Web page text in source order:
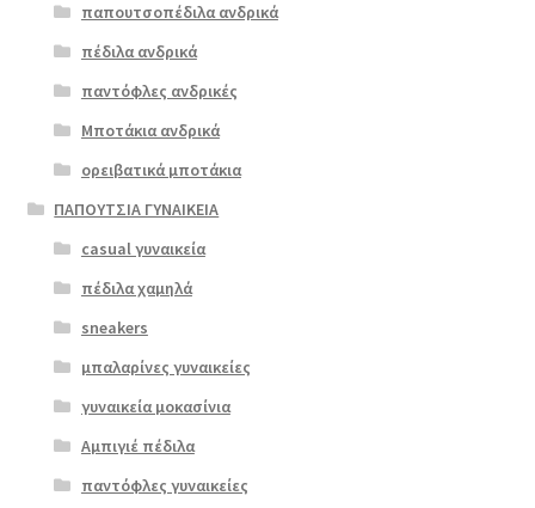
Original
price
was:
€ 72.00Η
τρέχουσα
τιμή
€72.00.
επιλεγούν
στη
σελίδα
προϊόντος
παπουτσοπέδιλα ανδρικά
πέδιλα ανδρικά
παντόφλες ανδρικές
Μποτάκια ανδρικά
ορειβατικά μποτάκια
ΠΑΠΟΥΤΣΙΑ ΓΥΝΑΙΚΕΙΑ
casual γυναικεία
πέδιλα χαμηλά
sneakers
μπαλαρίνες γυναικείες
γυναικεία μοκασίνια
Αμπιγιέ πέδιλα
παντόφλες γυναικείες